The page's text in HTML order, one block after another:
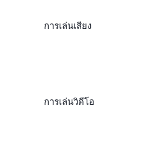
การเล่นเสียง
การเล่นวิดีโอ